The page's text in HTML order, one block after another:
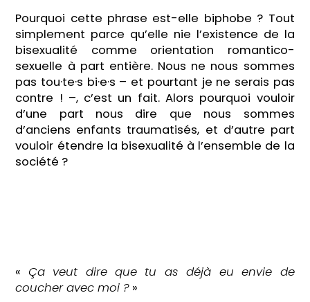
Pourquoi cette phrase est-elle biphobe ? Tout
simplement parce qu’elle nie l’existence de la
bisexualité comme orientation romantico-
sexuelle à part entière. Nous ne nous sommes
pas tou·te·s bi·e·s – et pourtant je ne serais pas
contre ! –, c’est un fait. Alors pourquoi vouloir
d’une part nous dire que nous sommes
d’anciens enfants traumatisés, et d’autre part
vouloir étendre la bisexualité à l’ensemble de la
société ?
« Ça veut dire que tu as déjà eu envie de
coucher avec moi ? »